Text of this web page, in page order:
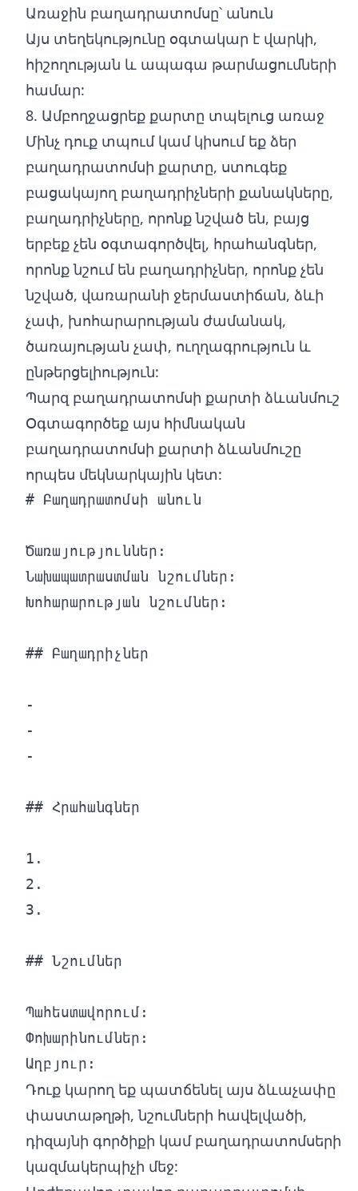
Առաջին բաղադրատոմսը՝ անուն
Այս տեղեկությունը օգտակար է վարկի,
հիշողության և ապագա թարմացումների
համար:
8. Ամբողջացրեք քարտը տպելուց առաջ
Մինչ դուք տպում կամ կիսում եք ձեր
բաղադրատոմսի քարտը, ստուգեք
բացակայող բաղադրիչների քանակները,
բաղադրիչները, որոնք նշված են, բայց
երբեք չեն օգտագործվել, հրահանգներ,
որոնք նշում են բաղադրիչներ, որոնք չեն
նշված, վառարանի ջերմաստիճան, ձևի
չափ, խոհարարության ժամանակ,
ծառայության չափ, ուղղագրություն և
ընթերցելիություն:
Պարզ բաղադրատոմսի քարտի ձևանմուշ
Օգտագործեք այս հիմնական
բաղադրատոմսի քարտի ձևանմուշը
որպես մեկնարկային կետ:
# Բաղադրատոմսի անուն
Ծառայություններ:
Նախապատրաստման նշումներ:
Խոհարարության նշումներ:
## Բաղադրիչներ
-
-
-
## Հրահանգներ
1.
2.
3.
## Նշումներ
Պահեստավորում:
Փոխարինումներ:
Դուք կարող եք պատճենել այս ձևաչափը
փաստաթղթի, նշումների հավելվածի,
դիզայնի գործիքի կամ բաղադրատոմսերի
կազմակերպիչի մեջ: